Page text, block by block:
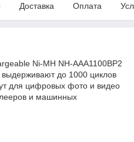
Доставка Оплата
Ni-MH NH-AAА1100BP2
до 1000 циклов
для цифровых фото и видео
и машинных